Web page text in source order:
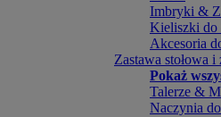
Imbryki &
Kieliszki do
Akcesoria
Zastawa stołowa
Pokaż
Talerze &
Naczynia